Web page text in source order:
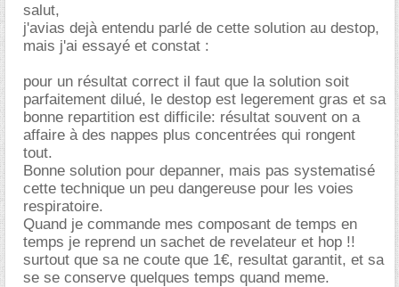
salut,
j'avias dejà entendu parlé de cette solution au destop,
mais j'ai essayé et constat :
pour un résultat correct il faut que la solution soit
parfaitement dilué, le destop est legerement gras et sa
bonne repartition est difficile: résultat souvent on a
affaire à des nappes plus concentrées qui rongent
tout.
Bonne solution pour depanner, mais pas systematisé
cette technique un peu dangereuse pour les voies
respiratoire.
Quand je commande mes composant de temps en
temps je reprend un sachet de revelateur et hop !!
surtout que sa ne coute que 1€, resultat garantit, et sa
se se conserve quelques temps quand meme.